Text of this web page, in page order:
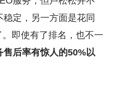
定，另一方面是花同
即使有了排名，也不一
售后率有惊人的50%以